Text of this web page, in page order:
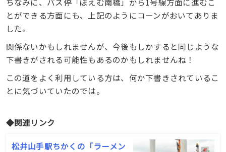
とができる方面にも、上記のようにコーンがおいてありま
した。
関係ないかもしれませんが、今後もしかすると同じような
下書きがされる可能性もあるのかもしれませんね！
この道をよく利用している方は、何か下書きされているこ
とに気づいていたのでは。
◆関連リンク
松井山手駅ちかくの「ラーメン